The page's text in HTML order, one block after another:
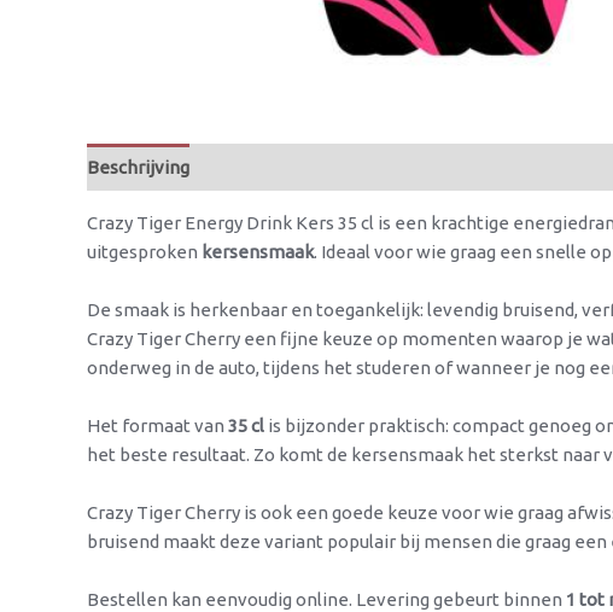
Beschrijving
Crazy Tiger Energy Drink Kers 35 cl is een krachtige
uitgesproken kersensmaak. Ideaal voor wie graag een snelle
De smaak is herkenbaar en toegankelijk: levendig bruisend,
Crazy Tiger Cherry een fijne keuze op momenten waarop je
onderweg in de auto, tijdens het studeren of wanneer je nog
Het formaat van 35 cl is bijzonder praktisch: compact genoeg
het beste resultaat. Zo komt de kersensmaak het sterkst naar
Crazy Tiger Cherry is ook een goede keuze voor wie graag
bruisend maakt deze variant populair bij mensen die graag
Bestellen kan eenvoudig online. Levering gebeurt binnen 1 tot